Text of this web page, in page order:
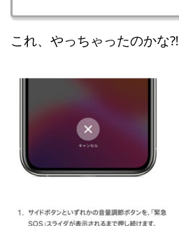
これ、やっちゃったのかな⁈